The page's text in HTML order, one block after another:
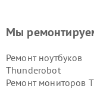
Мы
Ремонт ноутбуков
Thunderobot
Ремонт мониторов